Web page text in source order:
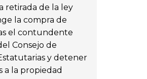
retirada de la ley
la compra de
el contundente
Consejo de
y detener
a la propiedad